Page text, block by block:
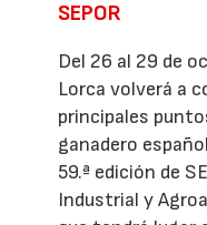
SEPOR
Del 26 al 29 de
Lorca volverá a
principales
ganadero
59.ª edición de
Industrial y